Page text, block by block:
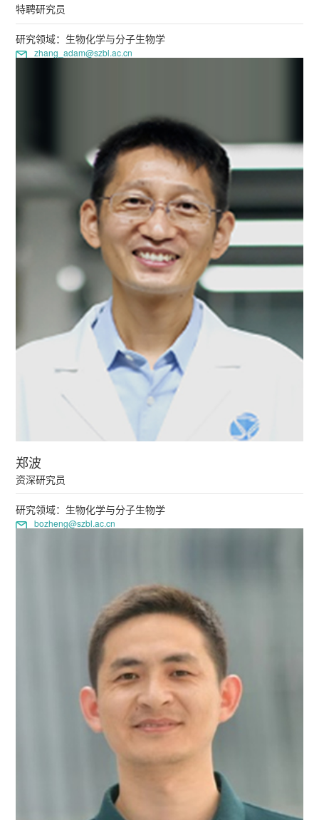
特聘研究员
研究领域：生物化学与分子生物学
zhang_adam@szbl.ac.cn
郑波
资深研究员
研究领域：生物化学与分子生物学
bozheng@szbl.ac.cn